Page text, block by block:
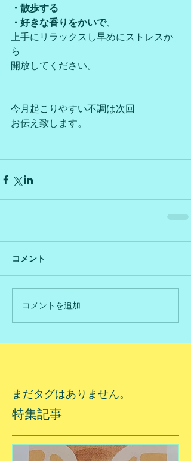
・散歩する
・好きな香りをかいで、
上手にリラックスし早めにストレスか
ら
開放してください。
今月起こりやすい不調は次回
お伝え致します。
コメント
コメントを追加…
まだタグはありません。
特集記事